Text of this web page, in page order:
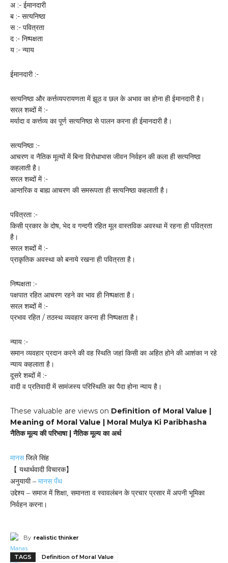
अ :- ईमानदारी
ब :- सत्यनिष्ठा
स :- पवित्रता
द :- निष्पक्षता
य :- न्याय
ईमानदारी :-
सत्यनिष्ठा और कर्त्तव्यपरायणता में झूठ व छल के अभाव का होना ही ईमानदारी है।
सरल शब्दों में :-
मर्यादा व कर्त्तव्य का पूर्ण सत्यनिष्ठा से पालन करना ही ईमानदारी है।
सत्यनिष्ठा :-
आचरण व नैतिक मूल्यों में बिना विरोधाभास जीवन निर्वहन की कला ही सत्यनिष्ठा
कहलाती है।
सरल शब्दों में :-
आन्तरिक व बाह्य आचरण की समरूपता ही सत्यनिष्ठा कहलाती है।
पवित्रता :-
किसी प्रकार के दोष, भेद व गन्दगी रहित मूल वास्तविक अवस्था में रहना ही पवित्रता
है।
सरल शब्दों में :-
प्राकृतिक अवस्था को बनाये रखना ही पवित्रता है।
निष्पक्षता :-
पक्षपात रहित आचरण रहने का भाव ही निष्पक्षता है।
सरल शब्दों में :-
प्रभाव रहित / तठस्थ व्यवहार करना ही निष्पक्षता है।
न्याय :-
समान व्यवहार प्रदान करने की वह स्थिति जहां किसी का अहित होने की आशंका न रहे
न्याय कहलाता है।
दूसरे शब्दों में :-
वादी व प्रतिवादी में सामंजस्य परिस्थिति का पैदा होना न्याय है।
These valuable are views on Definition of Moral Value |
Meaning of Moral Value | Moral Mulya Ki Paribhasha
नैतिक मूल्य की परिभाषा | नैतिक मूल्य का अर्थ
मानसजिले सिंह
【 यथार्थवादी विचारक】
अनुयायी – मानस पँथ
उद्देश्य – समाज में शिक्षा, समानता व स्वावलंबन के प्रचार प्रसार में अपनी भूमिका
निर्वहन करना।
By realistic thinker
TAGS Definition of Moral Value